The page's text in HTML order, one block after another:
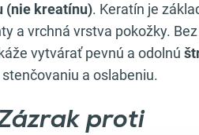
(nie kreatínu). Keratín je
a vrchná vrstva pokožky.
vytvárať pevnú a odolnú
a oslabeniu.
proti